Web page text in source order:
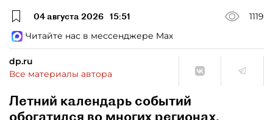
04 августа 2026 15:51
1119
Читайте нас в мессенджере Max
dp.ru
Все материалы автора
Летний календарь событий
обогатился во многих регионах.